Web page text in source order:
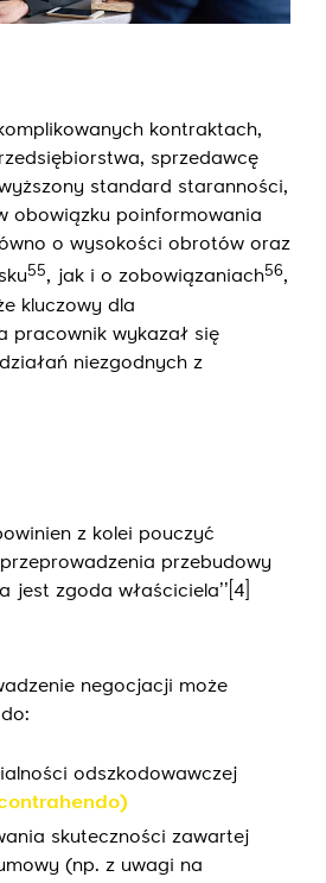
kontraktach,
sprzedawcę
standard staranności,
obowiązku poinformowania
o wysokości ­obrotów oraz
55, jak i o zobowiązaniach56,
kluczowy dla
pracownik wykazał się
niezgodnych z
z kolei pouczyć
przebudowy
jest zgoda właściciela’’ [4]
negocjacji może
odszkodowawczej
skuteczności zawartej
(np. z uwagi na